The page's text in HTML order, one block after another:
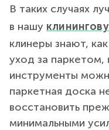
В таких случаях
в нашу
клинеры знают,
уход за паркетом,
инструменты
паркетная доска
восстановить
минимальными